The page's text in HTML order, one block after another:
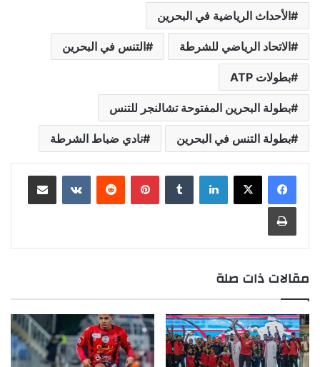
الأحداث الرياضية في البحرين
الاتحاد الرياضي للشرطة التنس في البحرين
بطولات ATP
بطولة البحرين المفتوحة تشالنجر للتنس
بطولة التنس في البحرين نادي ضباط الشرطة
لينكدإن بينتيريست مشاركة عبر البريد
طباعة
مقالات ذات صلة